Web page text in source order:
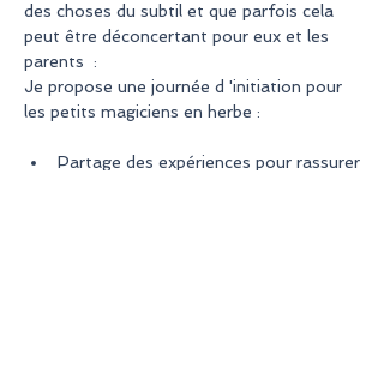
des choses du subtil et que parfois cela
peut être déconcertant pour eux et les
parents  :
Je propose une journée d 'initiation pour
les petits magiciens en herbe :
Partage des expériences pour rassurer